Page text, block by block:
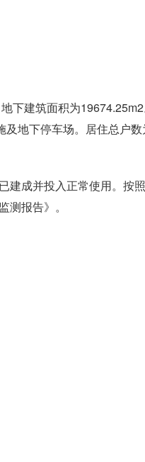
建筑面积为
地下停车场。居住总户数
成并投入正常使用。按
报告》。